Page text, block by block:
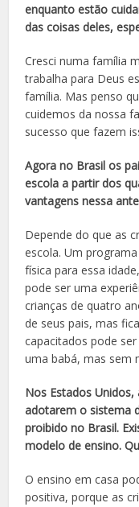
enquanto estão
das coisas deles,
Cresci numa família
trabalha para Deus
família. Mas penso
cuidemos da nossa
sucesso que fazem
Agora no Brasil os
escola a partir dos
vantagens nessa
Depende do que as
escola. Um
física para essa
pode ser uma
crianças de quatro
de seus pais, mas
capacitados pode
uma babá, mas sem
Nos Estados
adotarem o sistema
proibido no Brasil.
modelo de ensino.
O ensino em casa
positiva, porque as